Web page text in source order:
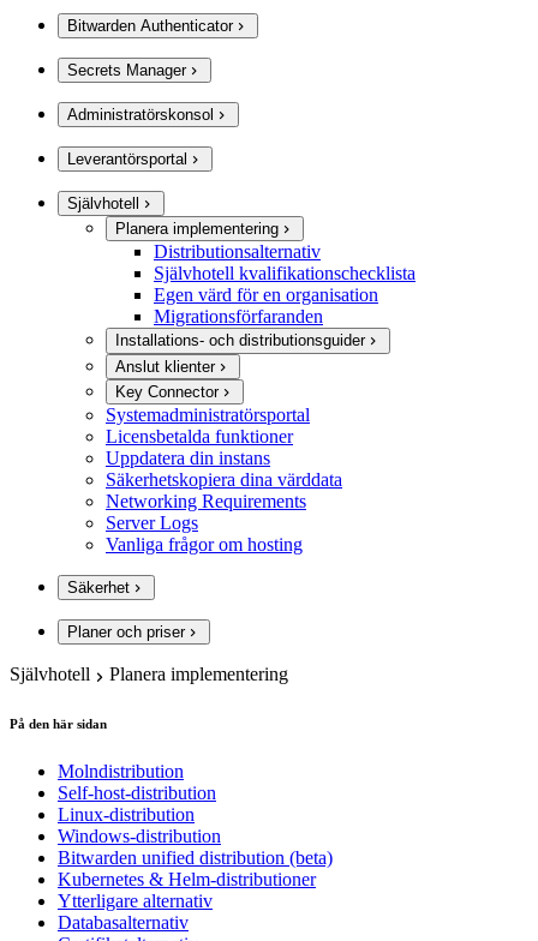
Bitwarden Authenticator
Secrets Manager
Administratörskonsol
Leverantörsportal
Självhotell
Planera implementering
Distributionsalternativ
Självhotell kvalifikationschecklista
Egen värd för en organisation
Migrationsförfaranden
Installations- och distributionsguider
Anslut klienter
Key Connector
Systemadministratörsportal
Licensbetalda funktioner
Uppdatera din instans
Säkerhetskopiera dina värddata
Networking Requirements
Server Logs
Vanliga frågor om hosting
Säkerhet
Planer och priser
Självhotell Planera implementering
På den här sidan
Molndistribution
Self-host-distribution
Linux-distribution
Windows-distribution
Bitwarden unified distribution (beta)
Kubernetes & Helm-distributioner
Ytterligare alternativ
Databasalternativ